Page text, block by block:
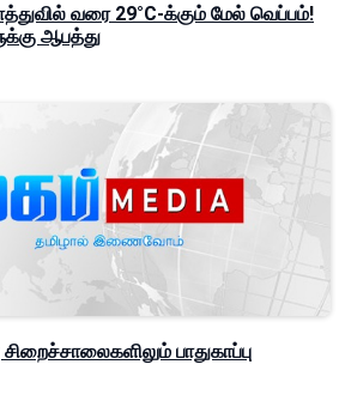
வரை 29°C-க்கும் மேல் வெப்பம்!
ஆபத்து
பாதுகாப்பு